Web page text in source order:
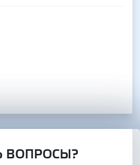
ВОПРОСЫ?